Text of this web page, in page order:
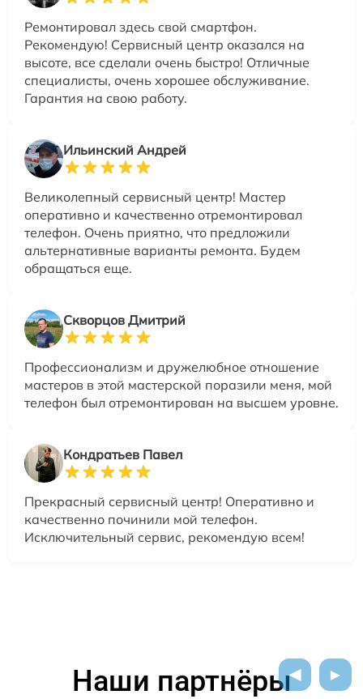
Ремонтировал здесь свой смартфон.
Рекомендую! Сервисный центр оказался на
высоте, все сделали очень быстро! Отличные
специалисты, очень хорошее обслуживание.
Гарантия на свою работу.
Ильинский Андрей
Великолепный сервисный центр! Мастер
оперативно и качественно отремонтировал
телефон. Очень приятно, что предложили
альтернативные варианты ремонта. Будем
обращаться еще.
Скворцов Дмитрий
Профессионализм и дружелюбное отношение
мастеров в этой мастерской поразили меня, мой
телефон был отремонтирован на высшем уровне.
Кондратьев Павел
Прекрасный сервисный центр! Оперативно и
качественно починили мой телефон.
Исключительный сервис, рекомендую всем!
Наши партнёры